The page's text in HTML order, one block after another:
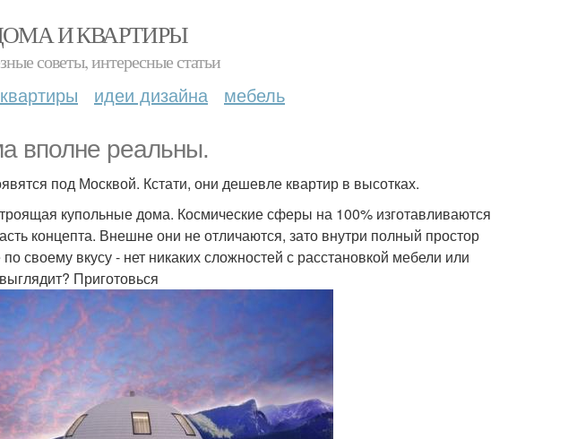
И КВАРТИРЫ
советы, интересные статьи
идеи дизайна мебель
вполне реальны.
под Москвой. Кстати, они дешевле квартир в высотках.
купольные дома. Космические сферы на 100% изготавливаются
концепта. Внешне они не отличаются, зато внутри полный простор
своему вкусу - нет никаких сложностей с расстановкой мебели или
Приготовься